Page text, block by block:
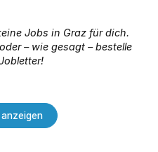
Jobs in Graz für dich.
– wie gesagt – bestelle